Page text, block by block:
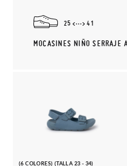
25 41
MOCASINES NIÑO SERRAJE
(6 COLORES) (TALLA 23 - 34)